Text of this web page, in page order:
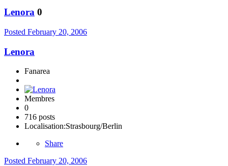
Lenora 0
Posted February 20, 2006
Lenora
Fanarea
Membres
0
716 posts
Localisation:Strasbourg/Berlin
Share
Posted February 20, 2006